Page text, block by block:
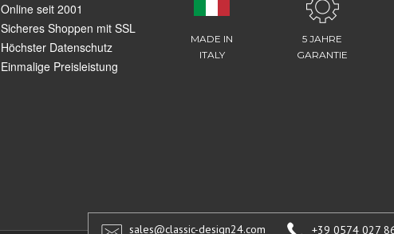
Online seit 2001
Sicheres Shoppen mit SSL
Höchster Datenschutz
Einmalige Preisleistung
MADE IN
ITALY
5 JAHRE
GARANTIE
sales@classic-design24.com +39 0574 027